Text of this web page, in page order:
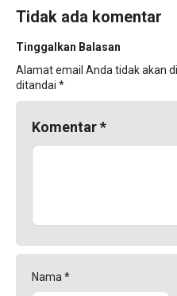
Tidak ada komentar
Tinggalkan Balasan
Alamat email Anda tidak akan
ditandai *
Komentar*
Nama *